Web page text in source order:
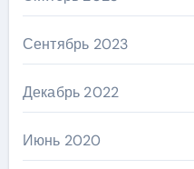
Сентябрь 2023
Декабрь 2022
Июнь 2020